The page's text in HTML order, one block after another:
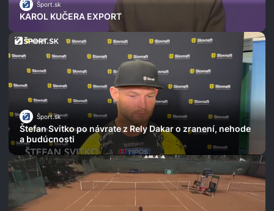
Šport.sk
KAROL KUČERA EXPORT
Šport.sk
Štefan Svitko po návrate z Rely Dakar o zranení, nehode
a budúcnosti